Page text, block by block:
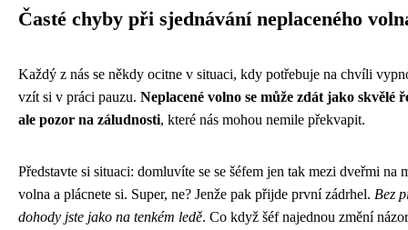
Časté chyby při sjednávání neplaceného
Každý z nás se někdy ocitne v situaci, kdy potřebuje na chvíli
vzít si v práci pauzu. Neplacené volno se může zdát jako skvělé
ale pozor na záludnosti, které nás mohou nemile překvapit.
Představte si situaci: domluvíte se se šéfem jen tak mezi dveřmi na
volna a plácnete si. Super, ne? Jenže pak přijde první zádrhel. Bez
dohody jste jako na tenkém ledě. Co když šéf najednou změní